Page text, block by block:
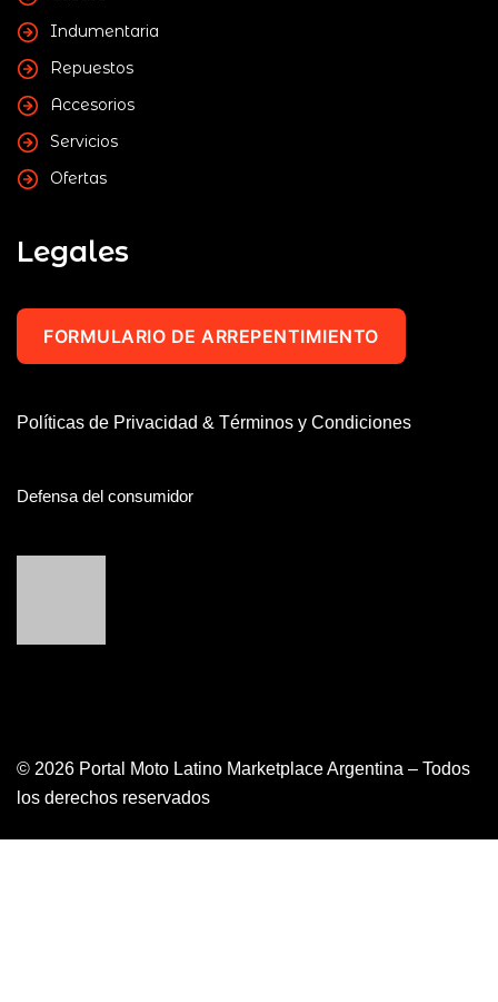
Indumentaria
Repuestos
Accesorios
Servicios
Ofertas
Legales
FORMULARIO DE ARREPENTIMIENTO
Políticas de Privacidad & Términos y Condiciones
Defensa del consumidor
© 2026 Portal Moto Latino Marketplace Argentina – Todos